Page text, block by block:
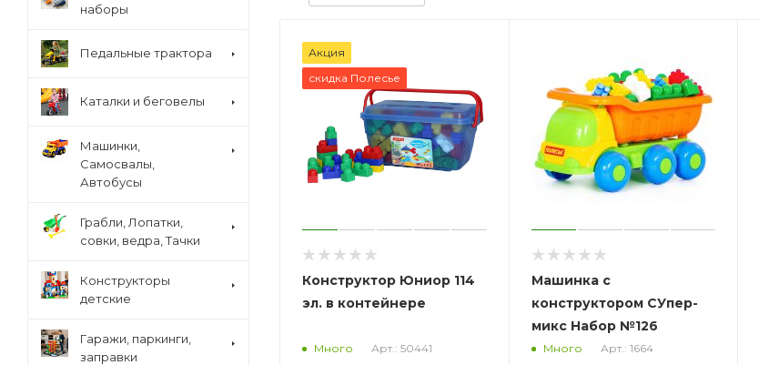
Акция
скидка Полесье
Конструктор Юниор 114
эл. в контейнере
Много Арт.: 50441
Машинка с
конструктором СУпер-
микс Набор №126
Много Арт.: 1664
наборы
Педальные трактора
Каталки и беговелы
Машинки,
Самосвалы,
Автобусы
Грабли, Лопатки,
совки, ведра, Тачки
Конструкторы
детские
Гаражи, паркинги,
заправки